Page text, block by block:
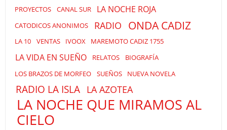
PROYECTOS
CANAL SUR LA NOCHE ROJA
CATODICOS ANONIMOS RADIO ONDA CADIZ
LA 10 VENTAS IVOOX MAREMOTO CADIZ 1755
LA VIDA EN SUEÑO RELATOS
BIOGRAFÍA
LOS BRAZOS DE MORFEO
SUEÑOS NUEVA NOVELA
RADIO LA ISLA LA AZOTEA
LA NOCHE QUE MIRAMOS AL
CIELO